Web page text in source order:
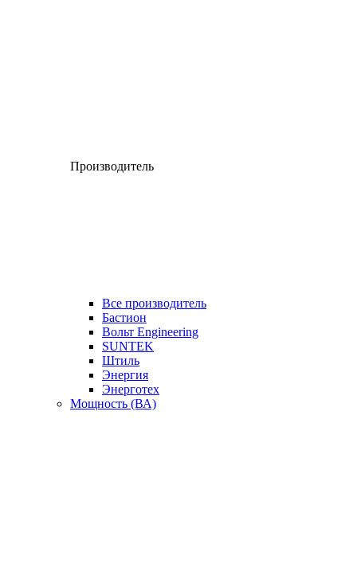
Производитель
Все производитель
Бастион
Вольт Engineering
SUNTEK
Штиль
Энергия
Энерготех
Мощность (ВА)